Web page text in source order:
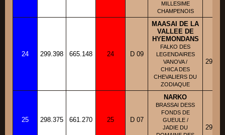
MILLESIME
CHAMPENOIS
24 299.398 665.148 24 D 09
MAASAI DE LA
VALLEE DE
HYEMONDANS
FALKO DES
LEGENDAIRES
VANOVA /
CHICA DES
CHEVALIERS DU
ZODIAQUE
29/04/
25 298.375 661.270 25 D 07
NARKO
BRASSAI DESS
FONDS DE
GUEULE /
JADIE DU
29/01/